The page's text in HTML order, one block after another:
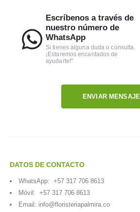
Escríbenos a través de
nuestro número de
WhatsApp
Si tienes alguna duda o consulta.
¡Estaremos encantados de
ayudarte!"
ENVIAR MENSAJE
DATOS DE CONTACTO
WhatsApp: +57 317 706 8613
Móvil: +57 317 706 8613
Email: info@floristeriapalmira.co